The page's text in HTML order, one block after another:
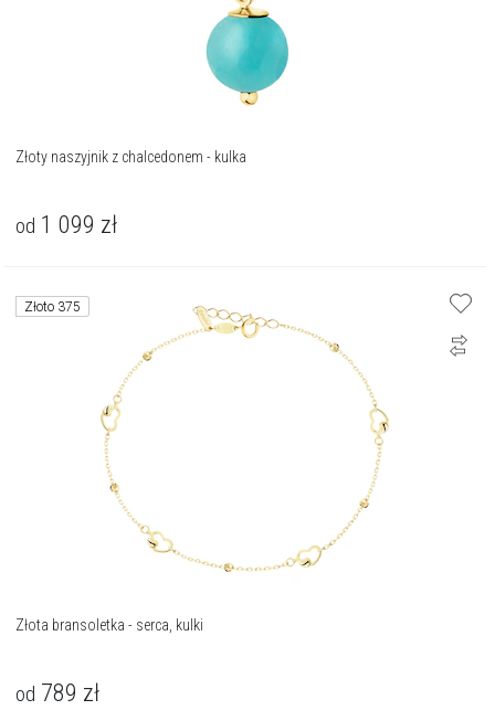
Złoty naszyjnik z chalcedonem - kulka
od 1 099 zł
Złoto 375
Złota bransoletka - serca, kulki
od 789 zł